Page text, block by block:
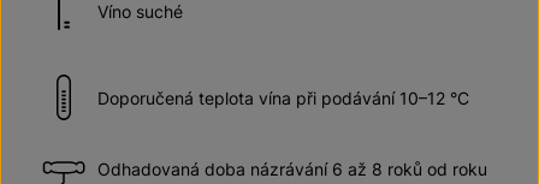
Víno suché
Doporučená teplota vína při podávání 10–12 °C
Odhadovaná doba názrávání 6 až 8 roků od roku